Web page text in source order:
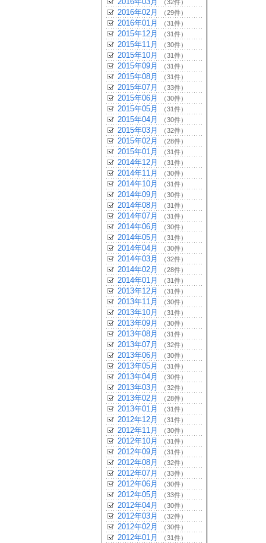
（32件）
2016年02月 （29件）
2016年01月 （31件）
2015年12月 （31件）
2015年11月 （30件）
2015年10月 （31件）
2015年09月 （31件）
2015年08月 （31件）
2015年07月 （33件）
2015年06月 （30件）
2015年05月 （31件）
2015年04月 （30件）
2015年03月 （32件）
2015年02月 （28件）
2015年01月 （31件）
2014年12月 （31件）
2014年11月 （30件）
2014年10月 （31件）
2014年09月 （30件）
2014年08月 （31件）
2014年07月 （31件）
2014年06月 （30件）
2014年05月 （31件）
2014年04月 （30件）
2014年03月 （32件）
2014年02月 （28件）
2014年01月 （31件）
2013年12月 （31件）
2013年11月 （30件）
2013年10月 （31件）
2013年09月 （30件）
2013年08月 （31件）
2013年07月 （32件）
2013年06月 （30件）
2013年05月 （31件）
2013年04月 （30件）
2013年03月 （32件）
2013年02月 （28件）
2013年01月 （31件）
2012年12月 （31件）
2012年11月 （30件）
2012年10月 （31件）
2012年09月 （31件）
2012年08月 （32件）
2012年07月 （33件）
2012年06月 （30件）
2012年05月 （33件）
2012年04月 （30件）
2012年03月 （32件）
2012年02月 （30件）
2012年01月 （31件）